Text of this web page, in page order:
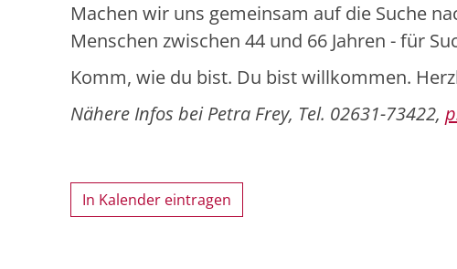
Machen wir uns gemeinsam auf die Suche
Menschen zwischen 44 und 66 Jahren - für
Komm, wie du bist. Du bist willkommen.
Nähere Infos bei Petra Frey, Tel. 02631-73422,
In Kalender eintragen